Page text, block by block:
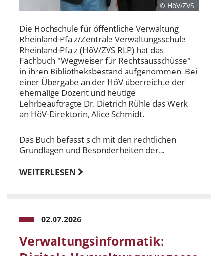
© HöV/ZVS
Die Hochschule für öffentliche Verwaltung
Rheinland-Pfalz/Zentrale Verwaltungsschule
Rheinland-Pfalz (HöV/ZVS RLP) hat das
Fachbuch "Wegweiser für Rechtsausschüsse"
in ihren Bibliotheksbestand aufgenommen. Bei
einer Übergabe an der HöV überreichte der
ehemalige Dozent und heutige
Lehrbeauftragte Dr. Dietrich Rühle das Werk
an HöV-Direktorin, Alice Schmidt.
Das Buch befasst sich mit den rechtlichen
Grundlagen und Besonderheiten der…
WEITERLESEN
02.07.2026
Verwaltungsinformatik: